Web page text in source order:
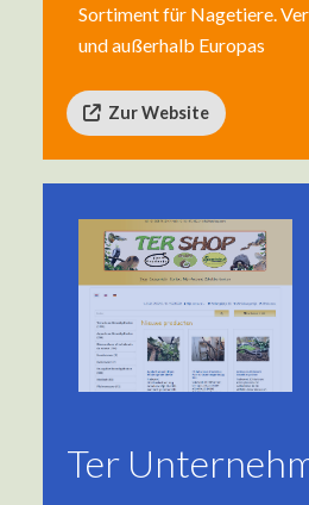
Sortiment für Nagetiere.
und außerhalb Europas
Zur Website
Ter